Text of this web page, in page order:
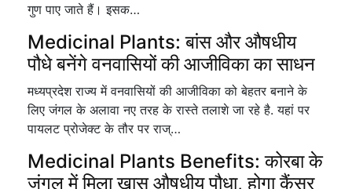
गुण पाए जाते हैं। इसक…
Medicinal Plants: बांस और औषधीय
पौधे बनेंगे वनवासियों की आजीविका का साधन
मध्यप्रदेश राज्य में वनवासियों की आजीविका को बेहतर बनाने के
लिए जंगल के अलावा नए तरह के रास्ते तलाशे जा रहे है. यहां पर
पायलट प्रोजेक्ट के तौर पर राज्…
Medicinal Plants Benefits: कोरबा के
जंगल में मिला खास औषधीय पौधा, होगा कैंसर